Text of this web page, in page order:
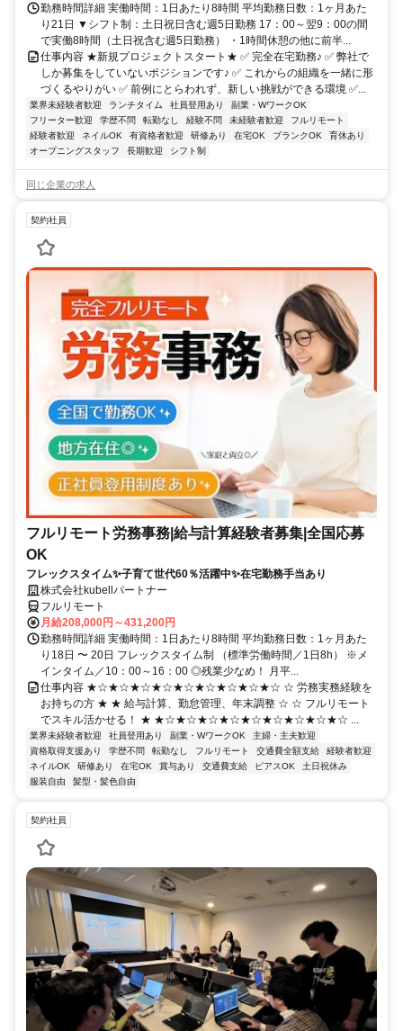
勤務時間詳細 実働時間：1日あたり8時間 平均勤務日数：1ヶ月あた
り21日 ▼シフト制：土日祝日含む週5日勤務 17：00～翌9：00の間
で実働8時間（土日祝含む週5日勤務） ・1時間休憩の他に前半...
仕事内容 ★新規プロジェクトスタート★ ✅ 完全在宅勤務♪ ✅ 弊社で
しか募集をしていないポジションです♪ ✅ これからの組織を一緒に形
づくるやりがい ✅ 前例にとらわれず、新しい挑戦ができる環境 ✅...
業界未経験者歓迎 ランチタイム 社員登用あり
副業・WワークOK
フリーター歓迎
学歴不問 転勤なし 経験不問 未経験者歓迎
フルリモート
経験者歓迎
ネイルOK 有資格者歓迎 研修あり 在宅OK ブランクOK
育休あり
オープニングスタッフ
長期歓迎 シフト制
同じ企業の求人
契約社員
フルリモート労務事務|給与計算経験者募集|全国応募
OK
フレックスタイム✨子育て世代60％活躍中✨在宅勤務手当あり
株式会社kubellパートナー
フルリモート
月給208,000円～431,200円
勤務時間詳細 実働時間：1日あたり8時間 平均勤務日数：1ヶ月あた
り18日 〜 20日 フレックスタイム制 （標準労働時間／1日8h） ※メ
インタイム／10：00～16：00 ◎残業少なめ！ 月平...
仕事内容 ★☆★☆★☆★☆★☆★☆★☆★☆★☆ ☆ 労務実務経験を
お持ちの方 ★ ★ 給与計算、勤怠管理、年末調整 ☆ ☆ フルリモート
でスキル活かせる！ ★ ★☆★☆★☆★☆★☆★☆★☆★☆★☆ ...
業界未経験者歓迎 社員登用あり 副業・WワークOK
主婦・主夫歓迎
資格取得支援あり
学歴不問 転勤なし フルリモート 交通費全額支給
経験者歓迎
ネイルOK
研修あり 在宅OK 賞与あり 交通費支給 ピアスOK
土日祝休み
服装自由
髪型・髪色自由
契約社員